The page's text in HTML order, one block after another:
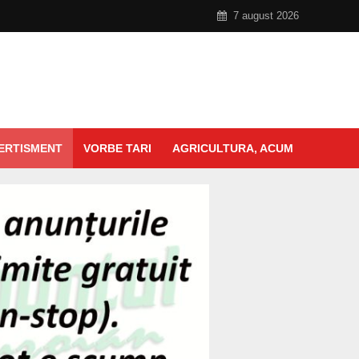
7 august 2026
VORBE TARI AGRICULTURA, ACUM